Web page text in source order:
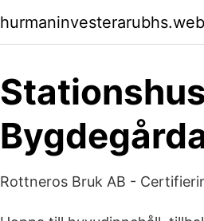
Rottneros Bruk AB -